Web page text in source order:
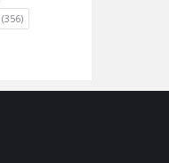
(356)